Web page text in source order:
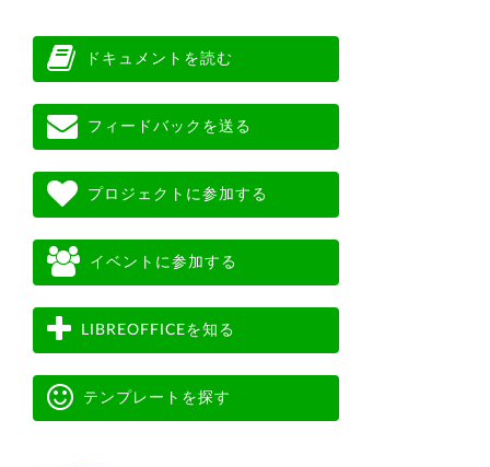
ドキュメントを読む
フィードバックを送る
プロジェクトに参加する
イベントに参加する
LIBREOFFICEを知る
テンプレートを探す